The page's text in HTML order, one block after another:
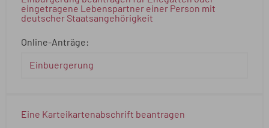
eingetragene Lebenspartner einer Person mit
deutscher Staatsangehörigkeit
Online-Anträge:
Einbuergerung
Eine Karteikartenabschrift beantragen